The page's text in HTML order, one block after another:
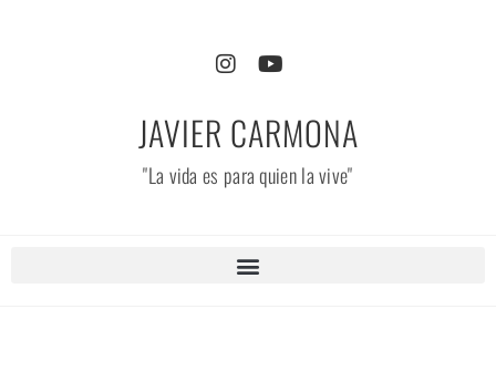
JAVIER CARMONA
"La vida es para quien la vive"